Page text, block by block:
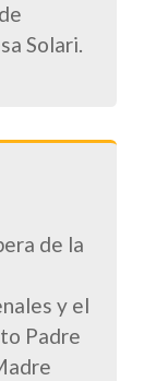
Solari.
de la
y el
Padre